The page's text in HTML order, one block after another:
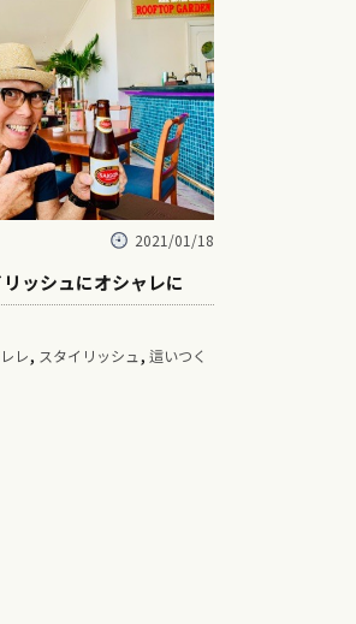
2021/01/18
ッシュにオシャレに
レ, スタイリッシュ , 這いつく